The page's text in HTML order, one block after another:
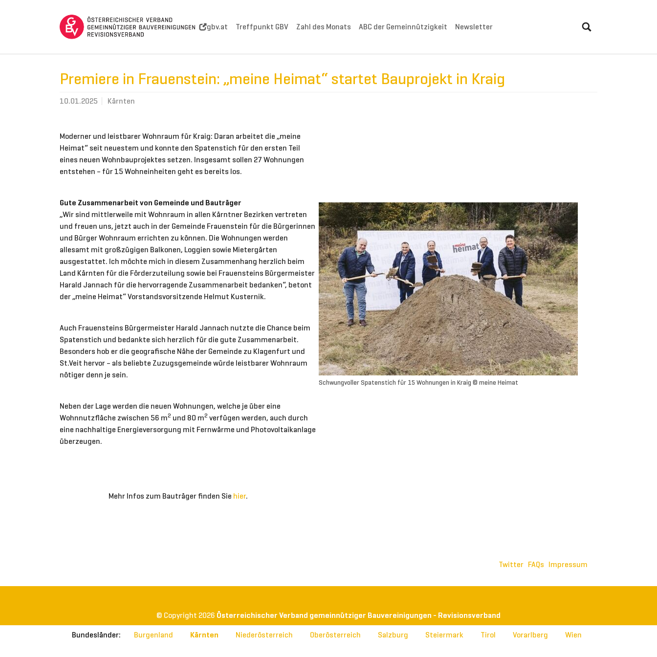
gbv.at Treffpunkt GBV Zahl des Monats ABC der Gemeinnützigkeit Newsletter
Premiere in Frauenstein: „meine Heimat“ startet Bauprojekt in Kraig
10.01.2025 Kärnten
Schwungvoller Spatenstich für 15 Wohnungen in Kraig © meine Heimat
Moderner und leistbarer Wohnraum für Kraig: Daran arbeitet die „meine
Heimat“ seit neuestem und konnte den Spatenstich für den ersten Teil
eines neuen Wohnbauprojektes setzen. Insgesamt sollen 27 Wohnungen
entstehen – für 15 Wohneinheiten geht es bereits los.
Gute Zusammenarbeit von Gemeinde und Bauträger
„Wir sind mittlerweile mit Wohnraum in allen Kärntner Bezirken vertreten
und freuen uns, jetzt auch in der Gemeinde Frauenstein für die Bürgerinnen
und Bürger Wohnraum errichten zu können. Die Wohnungen werden
allesamt mit großzügigen Balkonen, Loggien sowie Mietergärten
ausgestattet. Ich möchte mich in diesem Zusammenhang herzlich beim
Land Kärnten für die Förderzuteilung sowie bei Frauensteins Bürgermeister
Harald Jannach für die hervorragende Zusammenarbeit bedanken“, betont
der „meine Heimat“ Vorstandsvorsitzende Helmut Kusternik.
Auch Frauensteins Bürgermeister Harald Jannach nutzte die Chance beim
Spatenstich und bedankte sich herzlich für die gute Zusammenarbeit.
Besonders hob er die geografische Nähe der Gemeinde zu Klagenfurt und
St.Veit hervor – als beliebte Zuzugsgemeinde würde leistbarer Wohnraum
nötiger denn je sein.
Neben der Lage werden die neuen Wohnungen, welche je über eine
Wohnnutzfläche zwischen 56 m2 und 80 m2 verfügen werden, auch durch
eine nachhaltige Energieversorgung mit Fernwärme und Photovoltaikanlage
überzeugen.
Mehr Infos zum Bauträger finden Sie hier.
Twitter FAQs Impressum
Burgenland Kärnten Niederösterreich Oberösterreich Salzburg Steiermark Tirol Vorarlberg Wien
© Copyright 2026 Österreichischer Verband gemeinnütziger Bauvereinigungen - Revisionsverband